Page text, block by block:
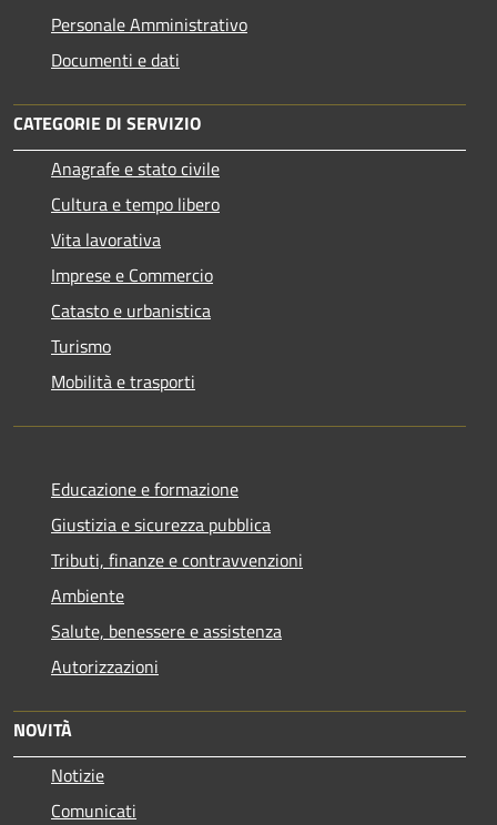
Personale Amministrativo
Documenti e dati
CATEGORIE DI SERVIZIO
Anagrafe e stato civile
Cultura e tempo libero
Vita lavorativa
Imprese e Commercio
Catasto e urbanistica
Turismo
Mobilità e trasporti
Educazione e formazione
Giustizia e sicurezza pubblica
Tributi, finanze e contravvenzioni
Ambiente
Salute, benessere e assistenza
Autorizzazioni
NOVITÀ
Notizie
Comunicati